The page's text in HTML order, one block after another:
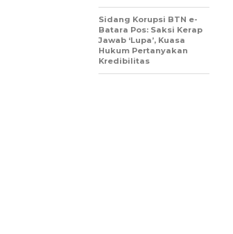
Sidang Korupsi BTN e-
Batara Pos: Saksi Kerap
Jawab ‘Lupa’, Kuasa
Hukum Pertanyakan
Kredibilitas